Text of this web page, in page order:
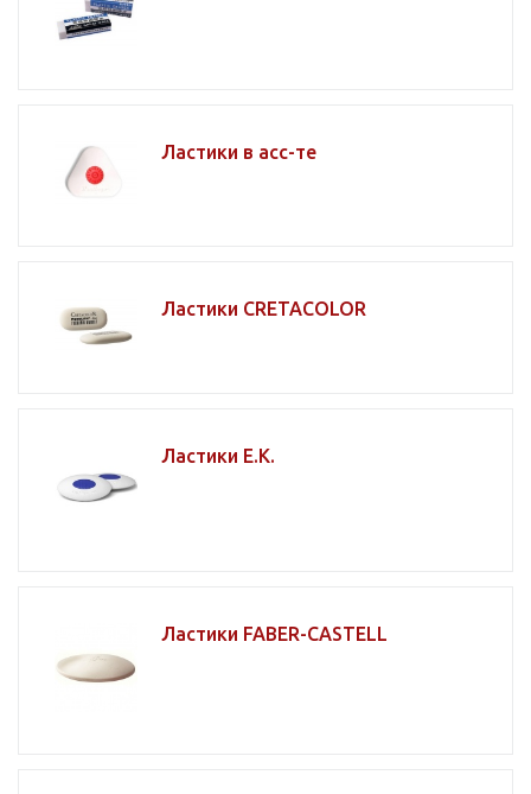
Ластики в асс-те
Ластики CRETACOLOR
Ластики E.K.
Ластики FABER-CASTELL